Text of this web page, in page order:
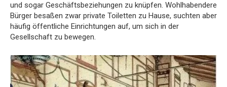
und sogar Geschäftsbeziehungen zu knüpfen. Wohlhabendere
Bürger besaßen zwar private Toiletten zu Hause, suchten aber
häufig öffentliche Einrichtungen auf, um sich in der
Gesellschaft zu bewegen.